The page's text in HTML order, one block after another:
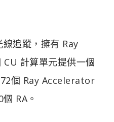
追蹤，擁有 Ray
計算單元提供一個
72個 Ray Accelerator
RA。